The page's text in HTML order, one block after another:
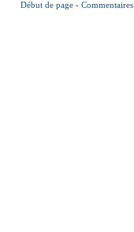
Début de page - Commentaires